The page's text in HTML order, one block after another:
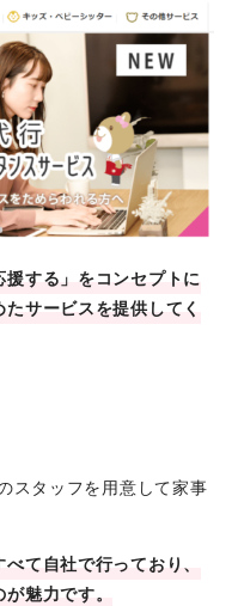
する」をコンセプトに
サービスを提供してく
スタッフを用意して家事
て自社で行っており、
魅力です。